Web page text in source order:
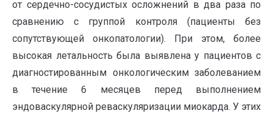
от сердечно-сосудистых осложнений в два раза по
сравнению с группой контроля (пациенты без
сопутствующей онкопатологии). При этом, более
высокая летальность была выявлена у пациентов с
диагностированным онкологическим заболеванием
в течение 6 месяцев перед выполнением
эндоваскулярной реваскуляризации миокарда. У этих